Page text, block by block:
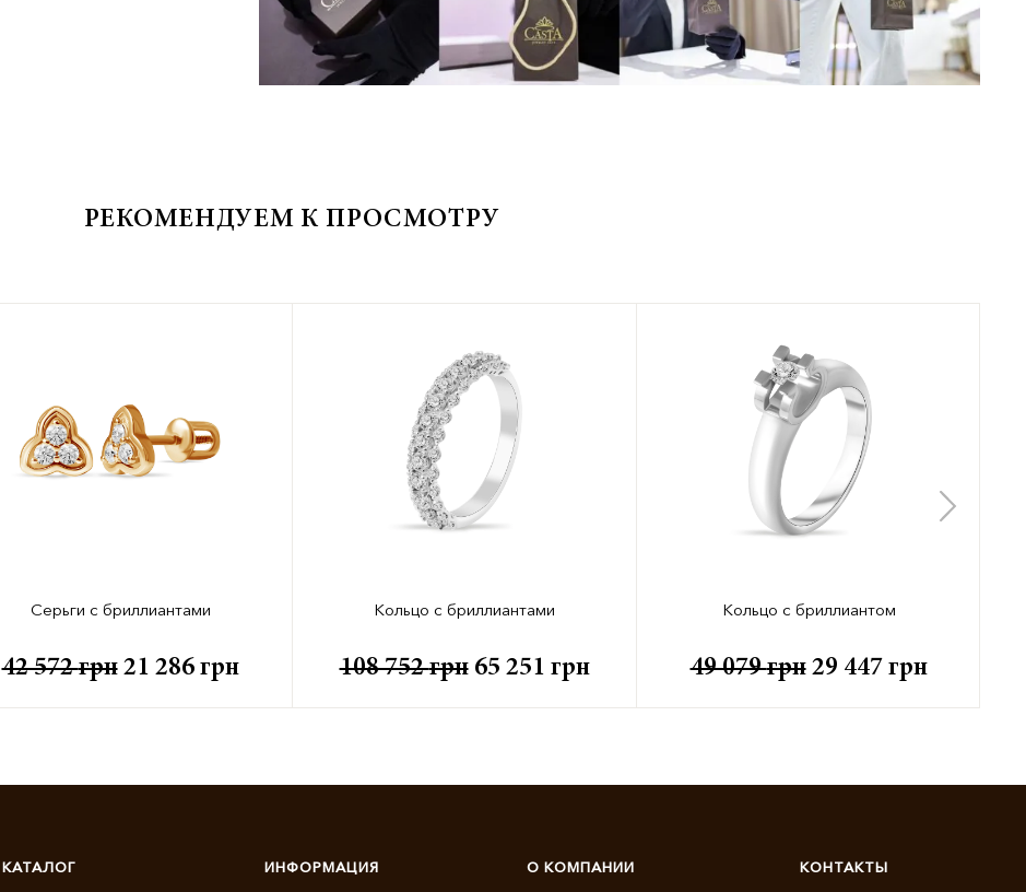
РЕКОМЕНДУЕМ К ПРОСМОТРУ
Серьги с бриллиантами
42 572грн 21 286 грн
Кольцо с бриллиантами
108 752грн 65 251 грн
Кольцо с бриллиантом
49 079грн 29 447 грн
КАТАЛОГ ИНФОРМАЦИЯ О КОМПАНИИ КОНТАКТЫ